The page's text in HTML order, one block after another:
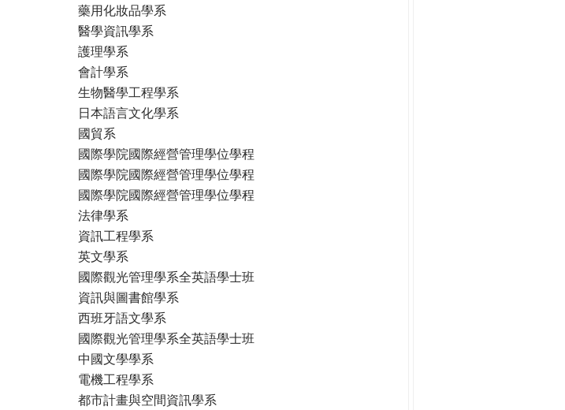
藥用化妝品學系
醫學資訊學系
護理學系
會計學系
生物醫學工程學系
日本語言文化學系
國貿系
國際學院國際經營管理學位學程
國際學院國際經營管理學位學程
國際學院國際經營管理學位學程
法律學系
資訊工程學系
英文學系
國際觀光管理學系全英語學士班
資訊與圖書館學系
西班牙語文學系
國際觀光管理學系全英語學士班
中國文學學系
電機工程學系
都市計畫與空間資訊學系